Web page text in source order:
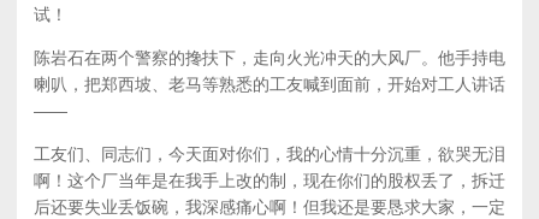
试！
陈岩石在两个警察的搀扶下，走向火光冲天的大风厂。他手持电
喇叭，把郑西坡、老马等熟悉的工友喊到面前，开始对工人讲话
——
工友们、同志们，今天面对你们，我的心情十分沉重，欲哭无泪
啊！这个厂当年是在我手上改的制，现在你们的股权丢了，拆迁
后还要失业丢饭碗，我深感痛心啊！但我还是要恳求大家，一定